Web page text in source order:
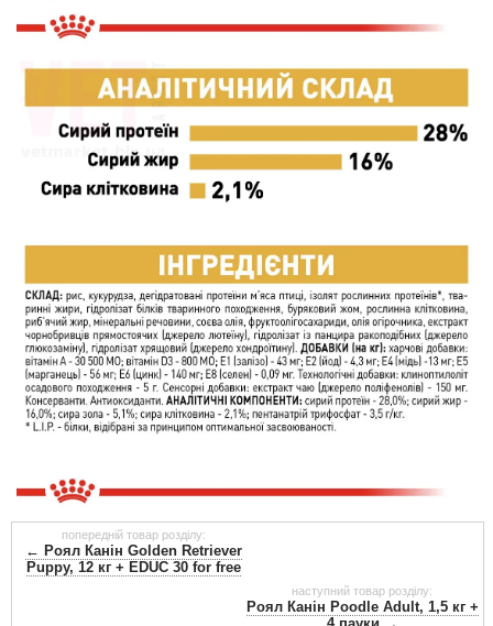
попередній товар розділу:
← Роял Канін Golden Retriever
Puppy, 12 кг + EDUC 30 for free
наступний товар розділу:
Роял Канін Poodle Adult, 1,5 кг +